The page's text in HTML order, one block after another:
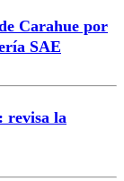
Carahue por
SAE
revisa la